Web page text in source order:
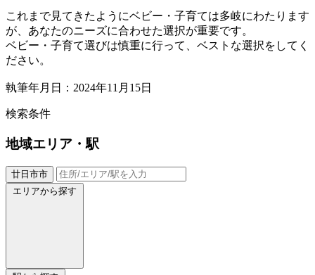
これまで見てきたようにベビー・子育ては多岐にわたります
が、あなたのニーズに合わせた選択が重要です。
ベビー・子育て選びは慎重に行って、ベストな選択をしてく
ださい。
執筆年月日：2024年11月15日
検索条件
地域エリア・駅
廿日市市
エリアから探す